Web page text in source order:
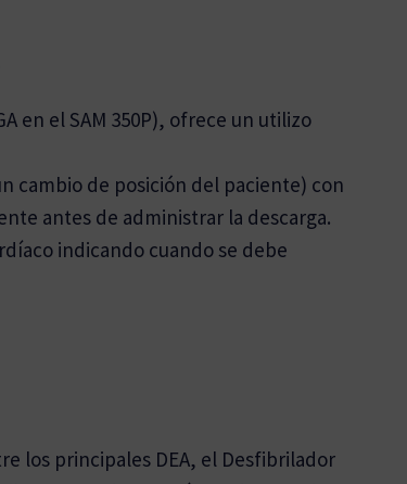
en el SAM 350P), ofrece un utilizo
cambio de posición del paciente) con
antes de administrar la descarga.
indicando cuando se debe
los principales DEA, el Desfibrilador